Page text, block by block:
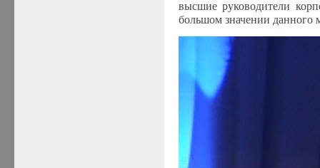
высшие руководители
большом значении данного